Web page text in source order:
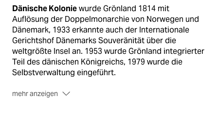
Dänische Koloniewurde Grönland 1814 mit
Auflösung der Doppelmonarchie von Norwegen und
Dänemark, 1933 erkannte auch der Internationale
Gerichtshof Dänemarks Souveränität über die
weltgrößte Insel an. 1953 wurde Grönland integrierter
Teil des dänischen Königreichs, 1979 wurde die
Selbstverwaltung eingeführt.
mehr anzeigen